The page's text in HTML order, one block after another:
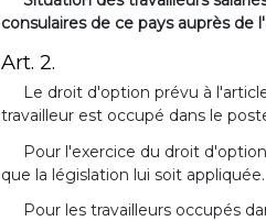
consulaires de ce pays auprès de
Art. 2.
Le droit d'option prévu à
travailleur est occupé dans le
Pour l'exercice du droit
que la législation lui soit appliquée.
Pour les travailleurs occupés